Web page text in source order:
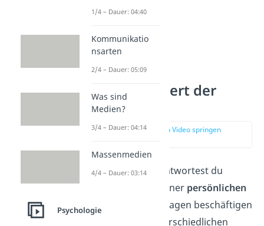
Wie funktioniert der
MBTI Test?
zur Stelle im Video springen
Beim MBTI Test beantwortest du
Fragen aufgrund deiner persönlichen
Einschätzung
. Die Fragen beschäftigen
sich hierbei mit unterschiedlichen
1/4 – Dauer: 04:40
Kommunikatio
nsarten
2/4 – Dauer: 05:09
Was sind
Medien?
3/4 – Dauer: 04:14
Massenmedien
4/4 – Dauer: 03:14
Psychologie